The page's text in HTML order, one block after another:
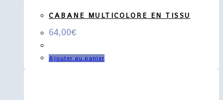
CABANE MULTICOLORE EN TISSU
64,00€
Ajouter au panier